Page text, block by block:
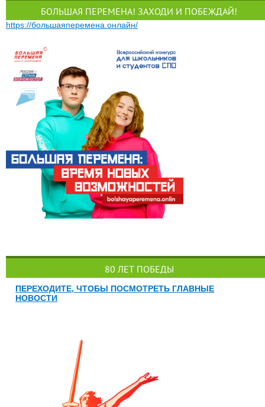
БОЛЬШАЯ ПЕРЕМЕНА! ЗАХОДИ И ПОБЕЖДАЙ!
https://большаяперемена.онлайн/
80 ЛЕТ ПОБЕДЫ
ПЕРЕХОДИТЕ, ЧТОБЫ ПОСМОТРЕТЬ ГЛАВНЫЕ
НОВОСТИ